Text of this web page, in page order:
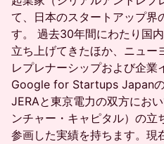
て、日本のスタートアップ界
す。 過去30年間にわたり国
立ち上げてきたほか、ニュー
レプレナーシップおよび企業
Google for Startups Japanの
JERAと東京電力の双方にお
ンチャー・キャピタル）の立
参画した実績を持ちます。現